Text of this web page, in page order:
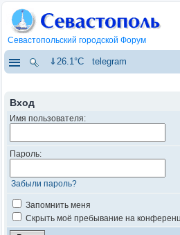
Севастопольский городской Форум
⇓26.1°C telegram
Вход
Имя пользователя:
Пароль:
Забыли пароль?
Запомнить меня
Скрыть моё пребывание на